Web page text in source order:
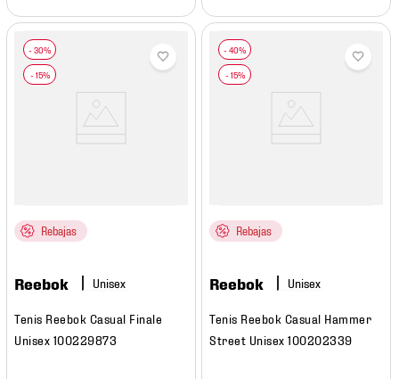
Rebajas
Reebok
Tenis Reebok Casual Finale
Unisex 100229873
Rebajas
Reebok
Tenis Reebok Casual Hammer
Street Unisex 100202339